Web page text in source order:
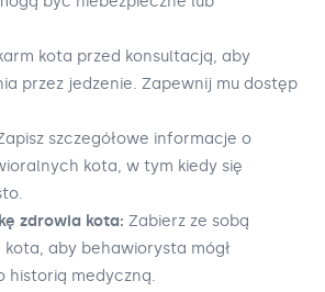
kota przed konsultacją, aby
przez jedzenie. Zapewnij mu dostęp
szczegółowe informacje o
kota, w tym kiedy się
zdrowia kota: Zabierz ze sobą
kota, aby behawiorysta mógł
historią medyczną.